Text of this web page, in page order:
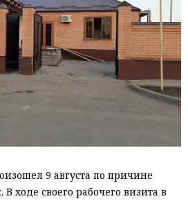
9 августа по причине
ходе своего рабочего визита в